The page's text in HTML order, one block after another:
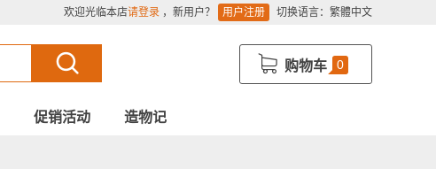
欢迎光临本店请登录 ，新用户？ 用户注册 切换语言： 繁體中文
购物车 0
促销活动 造物记